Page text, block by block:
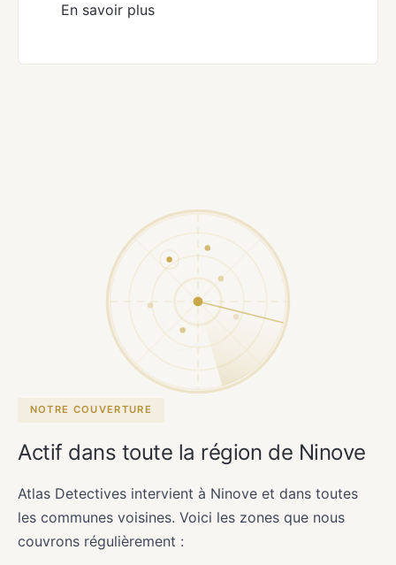
En savoir plus
NOTRE COUVERTURE
Actif dans toute la région de Ninove
Atlas Detectives intervient à Ninove et dans toutes
les communes voisines. Voici les zones que nous
couvrons régulièrement :